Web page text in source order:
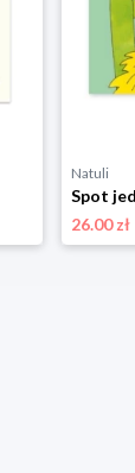
Natuli
Spot
26.00 zł